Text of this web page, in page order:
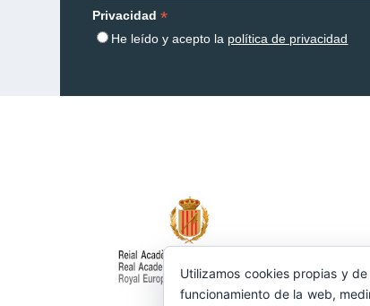
Privacidad*
He leído y acepto la política de privacidad
Utilizamos cookies propias y
funcionamiento de la web,